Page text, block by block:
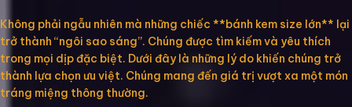
Không phải ngẫu nhiên mà những chiếc **bánh kem size lớn** lại
trở thành “ngôi sao sáng”. Chúng được tìm kiếm và yêu thích
trong mọi dịp đặc biệt. Dưới đây là những lý do khiến chúng trở
thành lựa chọn ưu việt. Chúng mang đến giá trị vượt xa một món
tráng miệng thông thường.